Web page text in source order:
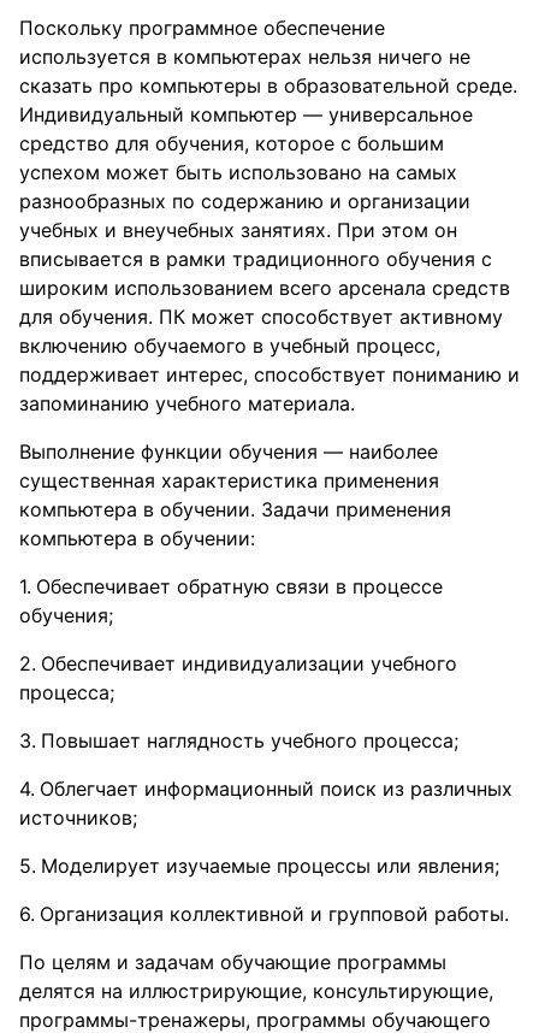
Поскольку программное обеспечение
используется в компьютерах нельзя ничего не
сказать про компьютеры в образовательной среде.
Индивидуальный компьютер — универсальное
средство для обучения, которое с большим
успехом может быть использовано на самых
разнообразных по содержанию и организации
учебных и внеучебных занятиях. При этом он
вписывается в рамки традиционного обучения с
широким использованием всего арсенала средств
для обучения. ПК может способствует активному
включению обучаемого в учебный процесс,
поддерживает интерес, способствует пониманию и
запоминанию учебного материала.
Выполнение функции обучения — наиболее
существенная характеристика применения
компьютера в обучении. Задачи применения
компьютера в обучении:
Обеспечивает обратную связи в процессе
обучения;
Обеспечивает индивидуализации учебного
процесса;
Повышает наглядность учебного процесса;
Облегчает информационный поиск из различных
источников;
Моделирует изучаемые процессы или явления;
Организация коллективной и групповой работы.
По целям и задачам обучающие программы
делятся на иллюстрирующие, консультирующие,
программы-тренажеры, программы обучающего